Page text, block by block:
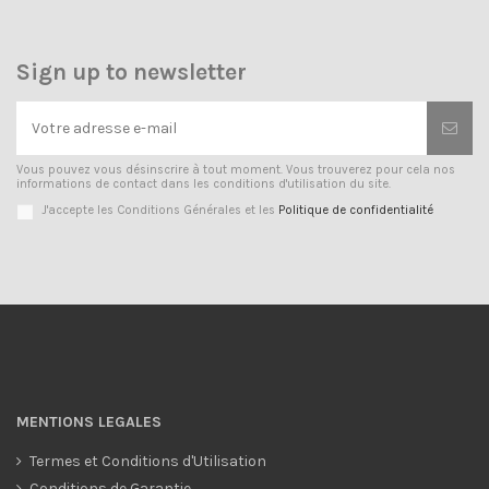
Sign up to newsletter
Vous pouvez vous désinscrire à tout moment. Vous trouverez pour cela nos
informations de contact dans les conditions d'utilisation du site.
J'accepte les Conditions Générales et les Politique de confidentialité
MENTIONS LEGALES
Termes et Conditions d'Utilisation